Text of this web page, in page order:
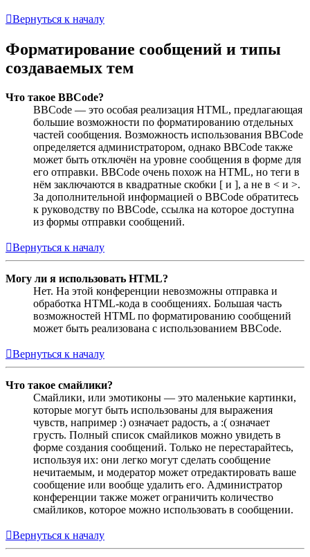
Вернуться к началу
Форматирование сообщений и типы
создаваемых тем
Что такое BBCode?
BBCode — это особая реализация HTML, предлагающая
большие возможности по форматированию отдельных
частей сообщения. Возможность использования BBCode
определяется администратором, однако BBCode также
может быть отключён на уровне сообщения в форме для
его отправки. BBCode очень похож на HTML, но теги в
нём заключаются в квадратные скобки [ и ], а не в < и >.
За дополнительной информацией о BBCode обратитесь
к руководству по BBCode, ссылка на которое доступна
из формы отправки сообщений.
Вернуться к началу
Могу ли я использовать HTML?
Нет. На этой конференции невозможны отправка и
обработка HTML-кода в сообщениях. Большая часть
возможностей HTML по форматированию сообщений
может быть реализована с использованием BBCode.
Вернуться к началу
Что такое смайлики?
Смайлики, или эмотиконы — это маленькие картинки,
которые могут быть использованы для выражения
чувств, например :) означает радость, а :( означает
грусть. Полный список смайликов можно увидеть в
форме создания сообщений. Только не перестарайтесь,
используя их: они легко могут сделать сообщение
нечитаемым, и модератор может отредактировать ваше
сообщение или вообще удалить его. Администратор
конференции также может ограничить количество
смайликов, которое можно использовать в сообщении.
Вернуться к началу